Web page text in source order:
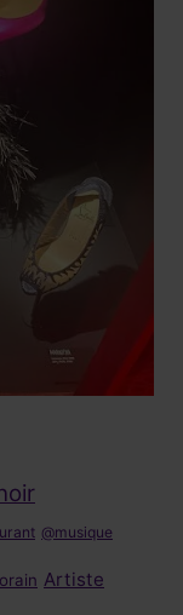
@musique
Artiste